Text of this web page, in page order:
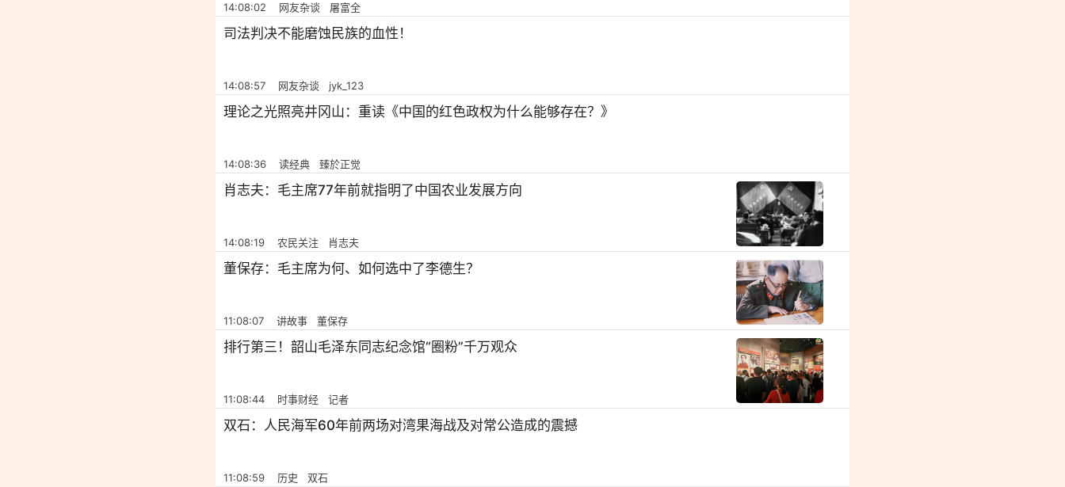
14:08:02 网友杂谈 屠富全
司法判决不能磨蚀民族的血性！
14:08:57 网友杂谈 jyk_123
理论之光照亮井冈山：重读《中国的红色政权为什么能够存在？》
14:08:36 读经典 臻於正觉
肖志夫：毛主席77年前就指明了中国农业发展方向
14:08:19 农民关注 肖志夫
董保存：毛主席为何、如何选中了李德生？
11:08:07 讲故事 董保存
排行第三！韶山毛泽东同志纪念馆“圈粉”千万观众
11:08:44 时事财经 记者
双石：人民海军60年前两场对湾果海战及对常公造成的震撼
11:08:59 历史 双石